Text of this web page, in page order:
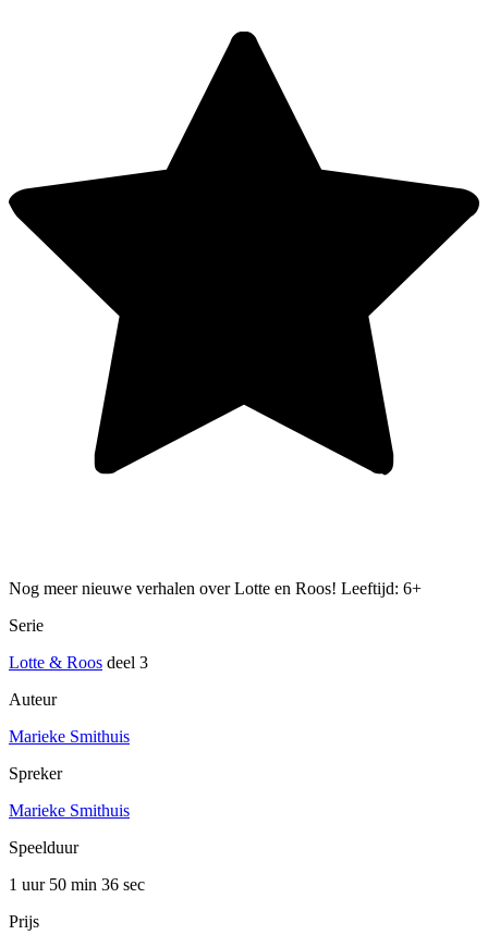
Nog meer nieuwe verhalen over Lotte en Roos! Leeftijd: 6+
Serie
Lotte & Roos deel 3
Auteur
Marieke Smithuis
Spreker
Marieke Smithuis
Speelduur
1 uur 50 min 36 sec
Prijs